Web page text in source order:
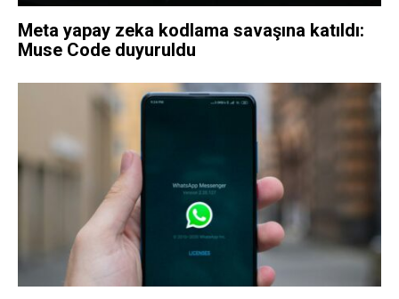
Meta yapay zeka kodlama savaşına katıldı:
Muse Code duyuruldu